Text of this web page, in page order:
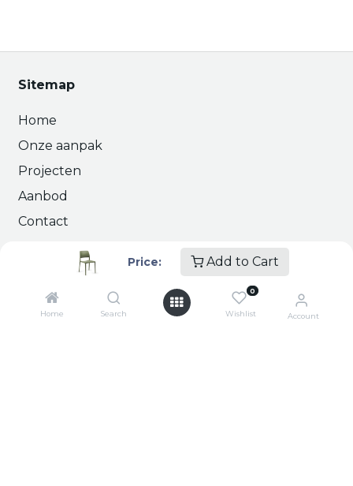
Price: Add to Cart
Home Search
0
Wishlist Account
Sitemap
Home
Onze aanpak
Projecten
Aanbod
Contact
Interessante links
Over ons